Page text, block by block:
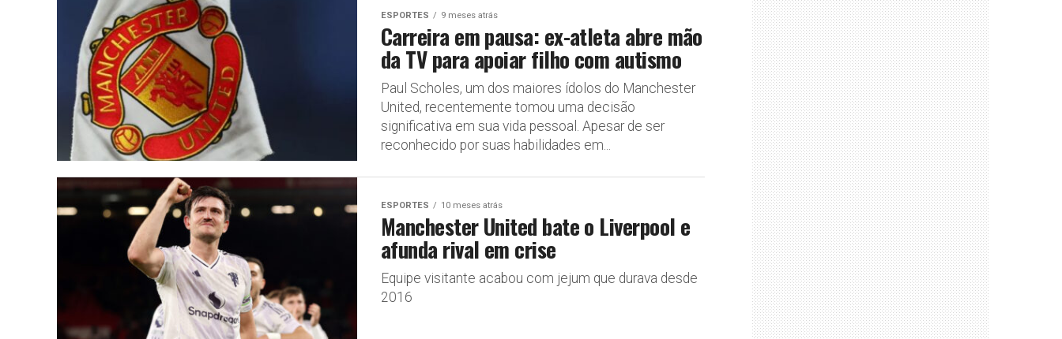
ESPORTES 9 meses atrás
Carreira em pausa: ex-atleta abre mão
da TV para apoiar filho com autismo
Paul Scholes, um dos maiores ídolos do Manchester
United, recentemente tomou uma decisão
significativa em sua vida pessoal. Apesar de ser
reconhecido por suas habilidades em...
ESPORTES 10 meses atrás
Manchester United bate o Liverpool e
afunda rival em crise
Equipe visitante acabou com jejum que durava desde
2016